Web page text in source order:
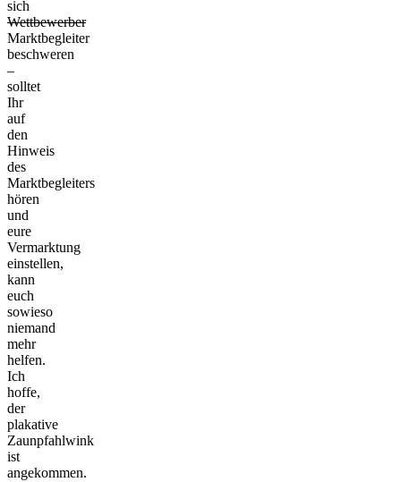
sich
Wettbewerber
Marktbegleiter
beschweren
–
solltet
Ihr
auf
den
Hinweis
des
Marktbegleiters
hören
und
eure
Vermarktung
einstellen,
kann
euch
sowieso
niemand
mehr
helfen.
Ich
hoffe,
der
plakative
Zaunpfahlwink
ist
angekommen.